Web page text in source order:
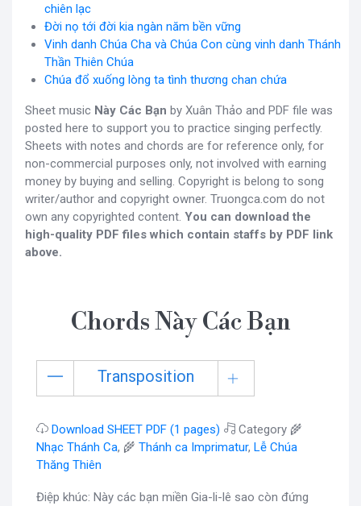
chiên lạc
Đời nọ tới đời kia ngàn năm bền vững
Vinh danh Chúa Cha và Chúa Con cùng vinh danh Thánh
Thần Thiên Chúa
Chúa đổ xuống lòng ta tình thương chan chứa
Sheet music Này Các Bạn by Xuân Thảo and PDF file was
posted here to support you to practice singing perfectly.
Sheets with notes and chords are for reference only, for
non-commercial purposes only, not involved with earning
money by buying and selling. Copyright is belong to song
writer/author and copyright owner. Truongca.com do not
own any copyrighted content. You can download the
high-quality PDF files which contain staffs by PDF link
above.
Chords Này Các Bạn
Transposition
Download SHEET PDF (1 pages)
Category 🌾
Nhạc Thánh Ca, 🌾 Thánh ca Imprimatur, Lễ Chúa
Thăng Thiên
Điệp khúc: Này các bạn miền Gia-li-lê sao còn đứng